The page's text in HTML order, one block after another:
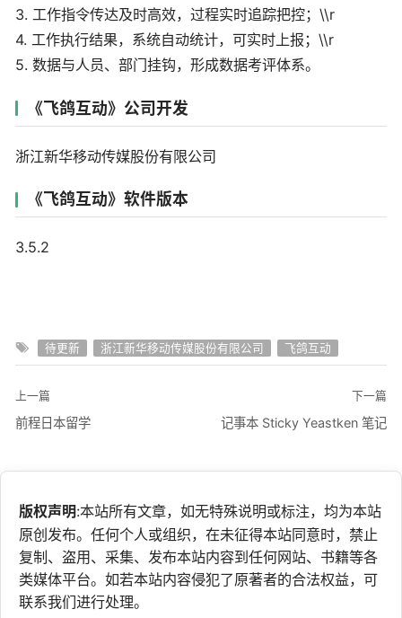
3. 工作指令传达及时高效，过程实时追踪把控；\\r
4. 工作执行结果，系统自动统计，可实时上报；\\r
5. 数据与人员、部门挂钩，形成数据考评体系。
《飞鸽互动》公司开发
浙江新华移动传媒股份有限公司
《飞鸽互动》软件版本
3.5.2
待更新 浙江新华移动传媒股份有限公司 飞鸽互动
上一篇
前程日本留学
下一篇
记事本 Sticky Yeastken 笔记
版权声明:本站所有文章，如无特殊说明或标注，均为本站
原创发布。任何个人或组织，在未征得本站同意时，禁止
复制、盗用、采集、发布本站内容到任何网站、书籍等各
类媒体平台。如若本站内容侵犯了原著者的合法权益，可
联系我们进行处理。